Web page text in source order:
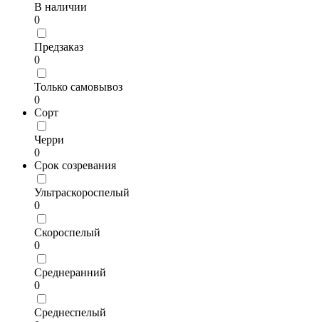
В наличии
0
Предзаказ
0
Только самовывоз
0
Сорт
Черри
0
Срок созревания
Ультраскороспелый
0
Скороспелый
0
Среднеранний
0
Среднеспелый